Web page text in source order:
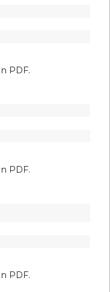
PDF.
PDF.
PDF.